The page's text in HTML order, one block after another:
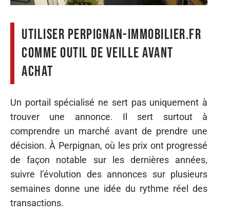
Utiliser perpignan-immobilier.fr
comme outil de veille avant
achat
Un portail spécialisé ne sert pas uniquement à
trouver une annonce. Il sert surtout à
comprendre un marché avant de prendre une
décision. À Perpignan, où les prix ont progressé
de façon notable sur les dernières années,
suivre l’évolution des annonces sur plusieurs
semaines donne une idée du rythme réel des
transactions.